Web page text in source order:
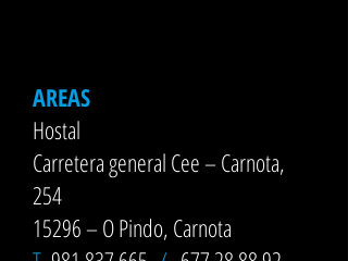
AREAS
Hostal
Carretera general Cee – Carnota,
254
15296 – O Pindo, Carnota